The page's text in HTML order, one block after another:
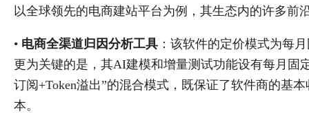
以全球领先的电商建站平台为例，其生态内的许多前
• 电商全渠道归因分析工具 ：该软件的定价模式为每
更为关键的是，其AI建模和增量测试功能设有每月固
订阅+Token溢出”的混合模式，既保证了软件商的基
本。